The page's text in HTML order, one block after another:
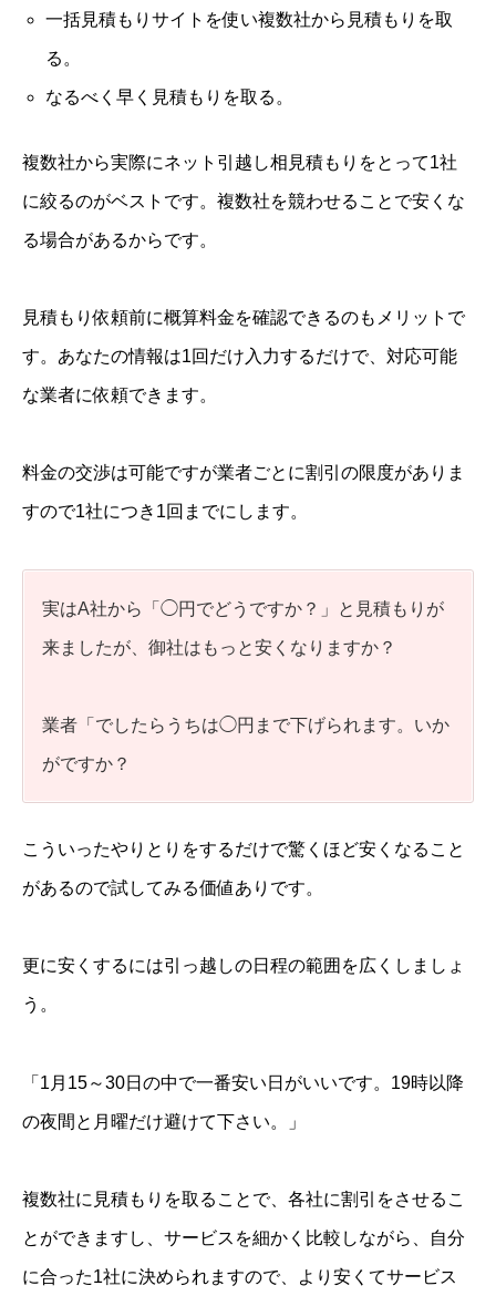
一括見積もりサイトを使い複数社から見積もりを取
る。
なるべく早く見積もりを取る。
複数社から実際にネット引越し相見積もりをとって1社
に絞るのがベストです。複数社を競わせることで安くな
る場合があるからです。
見積もり依頼前に概算料金を確認できるのもメリットで
す。あなたの情報は1回だけ入力するだけで、対応可能
な業者に依頼できます。
料金の交渉は可能ですが業者ごとに割引の限度がありま
すので1社につき1回までにします。
実はA社から「◯円でどうですか？」と見積もりが
来ましたが、御社はもっと安くなりますか？
業者「でしたらうちは◯円まで下げられます。いか
がですか？
こういったやりとりをするだけで驚くほど安くなること
があるので試してみる価値ありです。
更に安くするには引っ越しの日程の範囲を広くしましょ
う。
「1月15～30日の中で一番安い日がいいです。19時以降
の夜間と月曜だけ避けて下さい。」
複数社に見積もりを取ることで、各社に割引をさせるこ
とができますし、サービスを細かく比較しながら、自分
に合った1社に決められますので、より安くてサービス